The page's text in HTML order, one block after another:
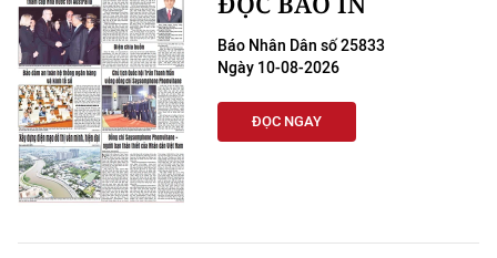
Báo Nhân Dân số 25833
Ngày 10-08-2026
ĐỌC NGAY